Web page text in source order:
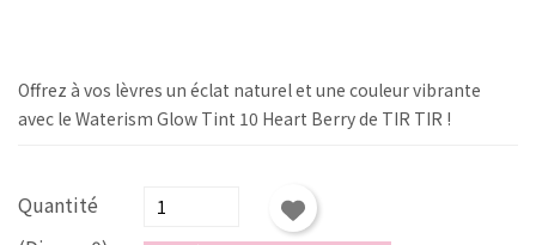
Offrez à vos lèvres un éclat naturel et une couleur vibrante
avec le Waterism Glow Tint 10 Heart Berry de TIR TIR !
Quantité